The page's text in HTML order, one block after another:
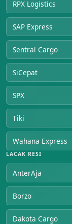
RPX Logistics
SAP Express
Sentral Cargo
SiCepat
SPX
Tiki
Wahana Express
LACAK RESI
AnterAja
Borzo
Dakota Cargo